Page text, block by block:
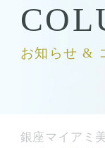
お知らせ &
銀座マイアミ